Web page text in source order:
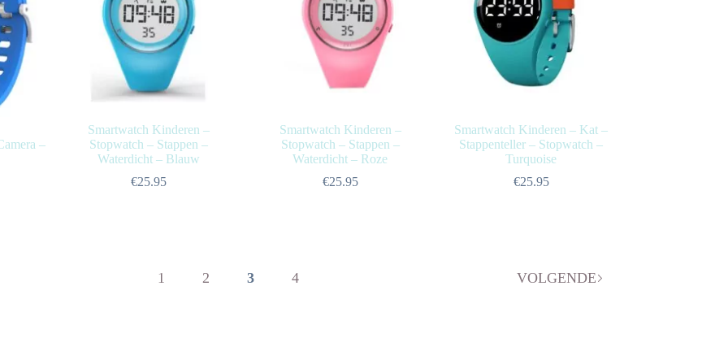
–
Smartwatch Kinderen –
Stopwatch – Stappen –
Waterdicht – Blauw
€25.95
Smartwatch Kinderen –
Stopwatch – Stappen –
Waterdicht – Roze
€25.95
Smartwatch Kinderen – Kat –
Stappenteller – Stopwatch –
Turquoise
€25.95
1 2 3 4 VOLGENDE